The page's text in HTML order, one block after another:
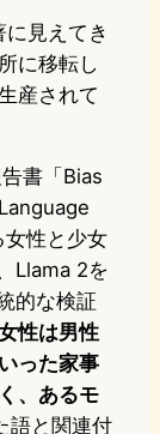
見えてき
に移転し
産されて
書「Bias
性と少女
Llama 2を
的な検証
性は男性
った家事
、あるモ
語と関連付